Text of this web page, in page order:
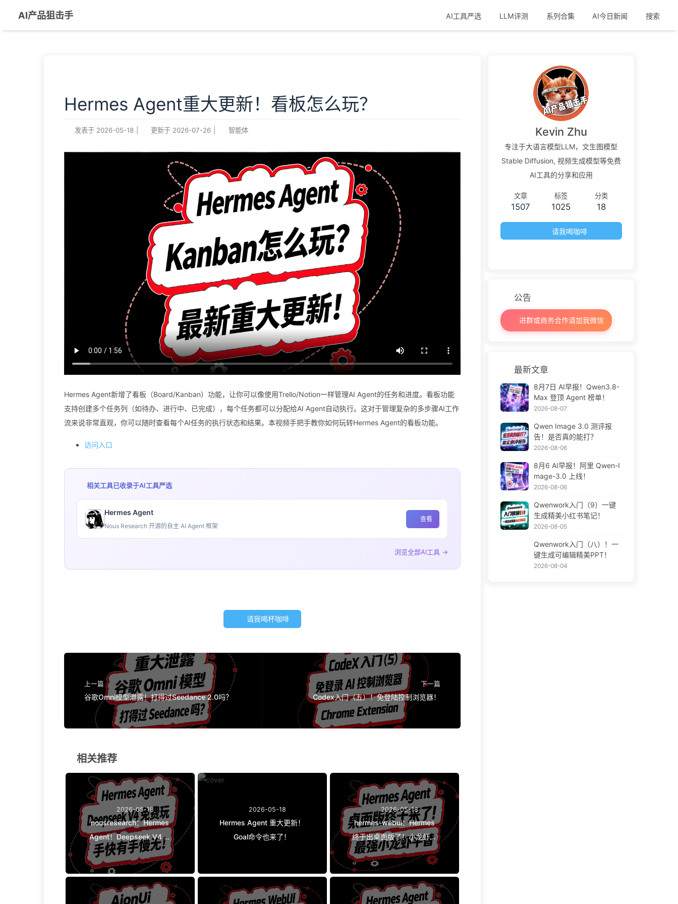
AI产品狙击手 AI工具严选 LLM评测 系列合集 AI今日新闻 搜索
Hermes Agent重大更新！看板怎么玩？
发表于 2026-05-18 更新于 2026-07-26 智能体
Hermes Agent新增了看板（Board/Kanban）功能，让你可以像使用Trello/Notion一样管理AI Agent的任务和进度。看板功能
支持创建多个任务列（如待办、进行中、已完成），每个任务都可以分配给AI Agent自动执行。这对于管理复杂的多步骤AI工作
流来说非常直观，你可以随时查看每个AI任务的执行状态和结果。本视频手把手教你如何玩转Hermes Agent的看板功能。
访问入口
相关工具已收录于AI工具严选
Hermes Agent
Nous Research 开源的自主 AI Agent 框架
查看
浏览全部AI工具 →
请我喝杯咖啡
上一篇
谷歌Omni模型泄露！打得过Seedance 2.0吗？
下一篇
Codex入门（五）！免登陆控制浏览器！
相关推荐
2026-05-18
nousresearch：Hermes
Agent！Deepseek V4 免
费用！
2026-05-18
Hermes Agent 重大更新！
Goal命令也来了！
2026-05-18
hermes-webui：Hermes
终于出桌面版了！小龙虾最
强平替！
Kevin Zhu
专注于大语言模型LLM，文生图模型
Stable Diffusion, 视频生成模型等免费
AI工具的分享和应用
文章
1507
标签
1025
分类
18
请我喝咖啡
公告
进群或商务合作请加我微信
最新文章
8月7日 AI早报！Qwen3.8-
Max 登顶 Agent 榜单！
2026-08-07
Qwen Image 3.0 测评报
告！是否真的能打？
2026-08-06
8月6 AI早报！阿里 Qwen-I
mage-3.0 上线！
2026-08-06
Qwenwork入门（9）一键
生成精美小红书笔记！
2026-08-05
Qwenwork入门（八）！一
键生成可编辑精美PPT！
2026-08-04